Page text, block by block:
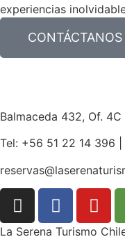
experiencias
CONTÁCTANOS
Balmaceda 432, Of.
Tel: +56 51 22 14 396
La Serena Turismo